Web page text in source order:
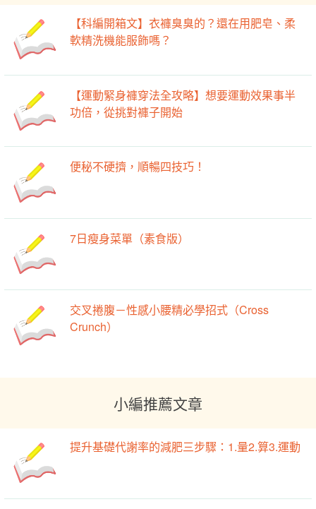
【科編開箱文】衣褲臭臭的？還在用肥皂、柔
軟精洗機能服飾嗎？
【運動緊身褲穿法全攻略】想要運動效果事半
功倍，從挑對褲子開始
便秘不硬擠，順暢四技巧！
7日瘦身菜單（素食版）
交叉捲腹－性感小腰精必學招式（Cross
Crunch）
小編推薦文章
提升基礎代謝率的減肥三步驟：1.量2.算3.運動